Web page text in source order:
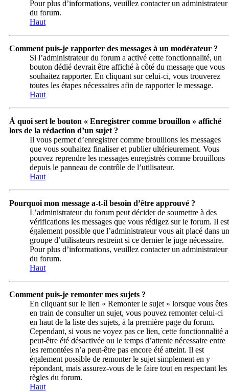
Pour plus d’informations, veuillez contacter un administrateur
du forum.
Haut
Comment puis-je rapporter des messages à un modérateur ?
Si l’administrateur du forum a activé cette fonctionnalité, un
bouton dédié devrait être affiché à côté du message que vous
souhaitez rapporter. En cliquant sur celui-ci, vous trouverez
toutes les étapes nécessaires afin de rapporter le message.
Haut
À quoi sert le bouton « Enregistrer comme brouillon » affiché
lors de la rédaction d’un sujet ?
Il vous permet d’enregistrer comme brouillons les messages
que vous souhaitez finaliser et publier ultérieurement. Vous
pouvez reprendre les messages enregistrés comme brouillons
depuis le panneau de contrôle de l’utilisateur.
Haut
Pourquoi mon message a-t-il besoin d’être approuvé ?
L’administrateur du forum peut décider de soumettre à des
vérifications les messages que vous rédigez sur le forum. Il est
également possible que l’administrateur vous ait placé dans un
groupe d’utilisateurs restreint si ce dernier le juge nécessaire.
Pour plus d’informations, veuillez contacter un administrateur
du forum.
Haut
Comment puis-je remonter mes sujets ?
En cliquant sur le lien « Remonter le sujet » lorsque vous êtes
en train de consulter un sujet, vous pouvez remonter celui-ci
en haut de la liste des sujets, à la première page du forum.
Cependant, si vous ne voyez pas ce lien, cette fonctionnalité a
peut-être été désactivée ou le temps d’attente nécessaire entre
les remontées n’a peut-être pas encore été atteint. Il est
également possible de remonter le sujet simplement en y
répondant, mais assurez-vous de le faire tout en respectant les
règles du forum.
Haut